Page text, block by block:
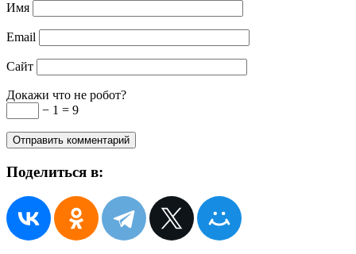
Имя
Email
Сайт
Докажи что не робот?
− 1 = 9
Поделиться в: